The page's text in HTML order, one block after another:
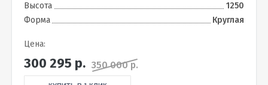
Высота
1250
Форма
Круглая
Цена:
300 295 р. 350 000 р.